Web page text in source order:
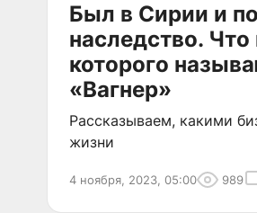
Был в Сирии и
наследство.
которого
«Вагнер»
Рассказываем, какими
жизни
4 ноября, 2023, 05:00 989